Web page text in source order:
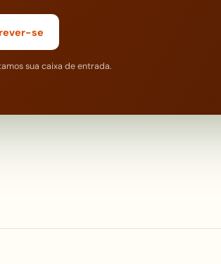
se
sua caixa de entrada.